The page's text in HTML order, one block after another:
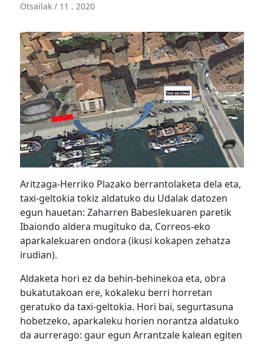
Otsailak / 11 . 2020
Aritzaga-Herriko Plazako berrantolaketa dela eta,
taxi-geltokia tokiz aldatuko du Udalak datozen
egun hauetan: Zaharren Babeslekuaren paretik
Ibaiondo aldera mugituko da, Correos-eko
aparkalekuaren ondora (ikusi kokapen zehatza
irudian).
Aldaketa hori ez da behin-behinekoa eta, obra
bukatutakoan ere, kokaleku berri horretan
geratuko da taxi-geltokia. Hori bai, segurtasuna
hobetzeko, aparkaleku horien norantza aldatuko
da aurrerago: gaur egun Arrantzale kalean egiten